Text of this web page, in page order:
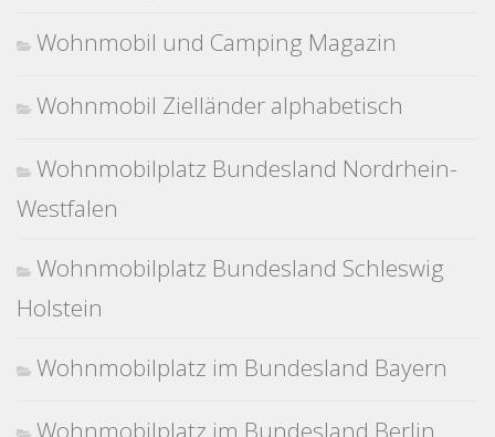
Wohnmobil und Camping Magazin
Wohnmobil Zielländer alphabetisch
Wohnmobilplatz Bundesland Nordrhein-
Westfalen
Wohnmobilplatz Bundesland Schleswig
Holstein
Wohnmobilplatz im Bundesland Bayern
Wohnmobilplatz im Bundesland Berlin